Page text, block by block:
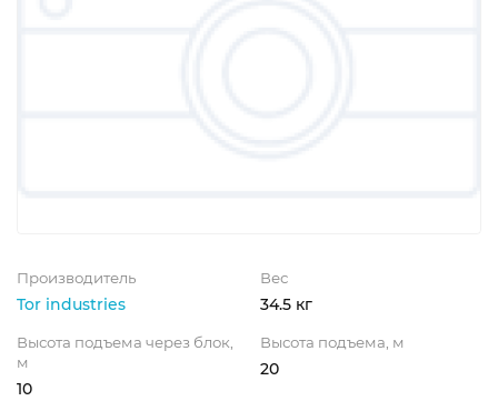
Производитель
Tor industries
Вес
34.5 кг
Высота подъема через блок,
м
10
Высота подъема, м
20